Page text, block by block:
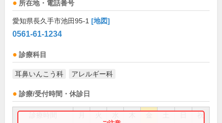
所在地・電話番号
愛知県長久手市池田95-1 [地図]
0561-61-1234
診療科目
耳鼻いんこう科 アレルギー科
診療/受付時間・休診日
祝